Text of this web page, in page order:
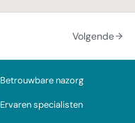
Volgende
Betrouwbare nazorg
Ervaren specialisten